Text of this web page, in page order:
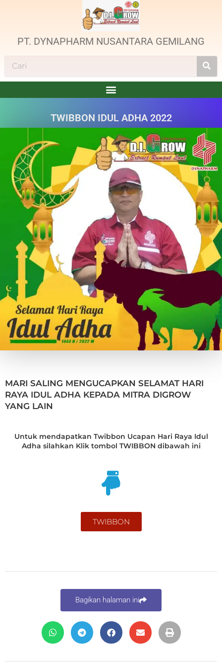
PT. DYNAPHARM NUSANTARA GEMILANG
TWIBBON IDUL ADHA 2022
MARI SALING MENGUCAPKAN SELAMAT HARI
RAYA IDUL ADHA KEPADA MITRA DIGROW
YANG LAIN
Untuk mendapatkan Twibbon Ucapan Hari Raya Idul
Adha silahkan Klik tombol TWIBBON dibawah ini
TWIBBON
Bagikan halaman ini